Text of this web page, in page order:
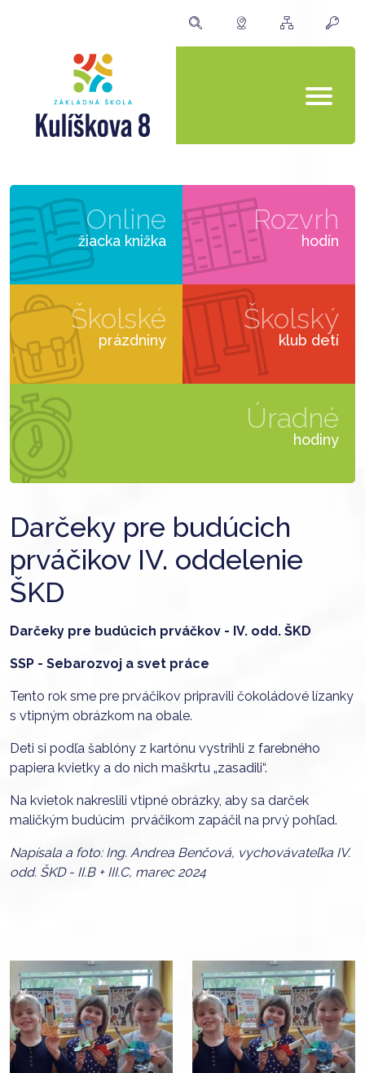
Online
žiacka knižka
Rozvrh
hodín
Školské
prázdniny
Školský
klub detí
Úradné
hodiny
Darčeky pre budúcich
prváčikov IV. oddelenie
ŠKD
Darčeky pre budúcich prváčkov - IV. odd. ŠKD
SSP - Sebarozvoj a svet práce
Tento rok sme pre prváčikov pripravili čokoládové lízanky
s vtipným obrázkom na obale.
Deti si podľa šablóny z kartónu vystrihli z farebného
papiera kvietky a do nich maškrtu „zasadili“.
Na kvietok nakreslili vtipné obrázky, aby sa darček
maličkým budúcim prváčikom zapáčil na prvý pohľad.
Napísala a foto: Ing. Andrea Benčová, vychovávateľka IV.
odd. ŠKD - II.B + III.C, marec 2024